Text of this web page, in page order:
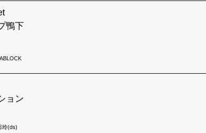
鴨下
ョン
玲(ds)